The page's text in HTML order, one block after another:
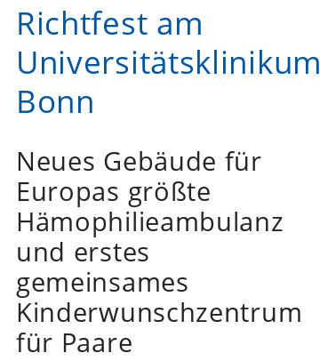
Richtfest am
Universitätsklinikum
Bonn
Neues Gebäude für
Europas größte
Hämophilieambulanz
und erstes
gemeinsames
Kinderwunschzentrum
für Paare